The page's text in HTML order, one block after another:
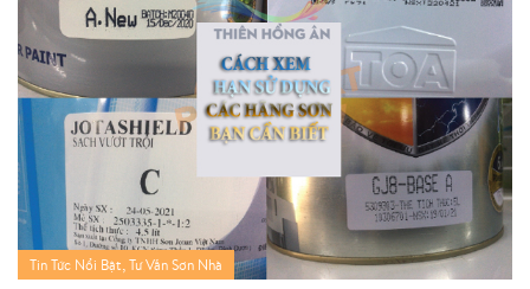
Tin Tức Nổi Bật, Tư Vấn Sơn Nhà